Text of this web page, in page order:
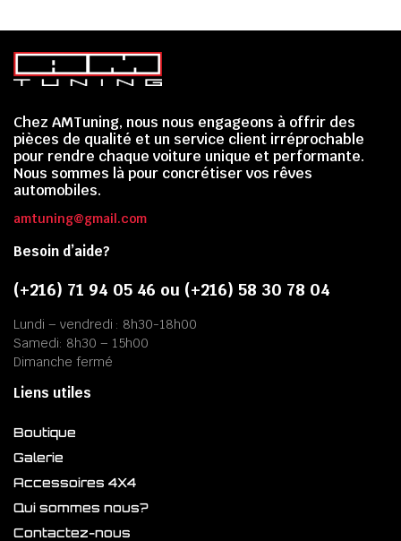
Chez AMTuning, nous nous engageons à offrir des
pièces de qualité et un service client irréprochable
pour rendre chaque voiture unique et performante.
Nous sommes là pour concrétiser vos rêves
automobiles.
amtuning@gmail.com
Besoin d’aide?
(+216) 71 94 05 46 ou (+216) 58 30 78 04
Lundi – vendredi : 8h30-18h00
Samedi: 8h30 – 15h00
Dimanche fermé
Liens utiles
Boutique
Galerie
Accessoires 4X4
Qui sommes nous?
Contactez-nous